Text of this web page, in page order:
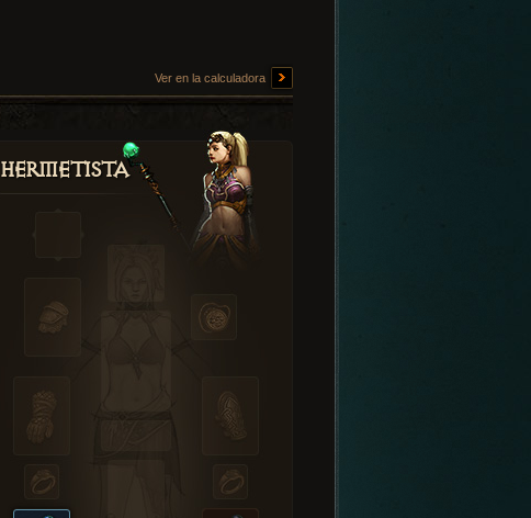
Ver en la calculadora
Hermetista